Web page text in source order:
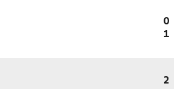
0
1
2